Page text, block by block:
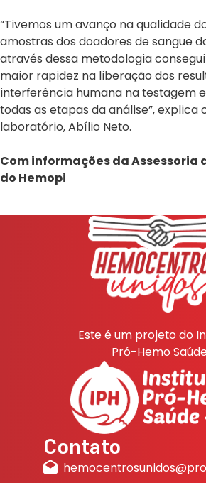
“Tivemos um avanço na qualidade
amostras dos doadores de sangue
através dessa metodologia
maior rapidez na liberação dos
interferência humana na testagem
todas as etapas da análise”, explica
laboratório, Abílio Neto.
Com informações da Assessoria
do Hemopi
Este é um projeto do
Pró-Hemo
Contato